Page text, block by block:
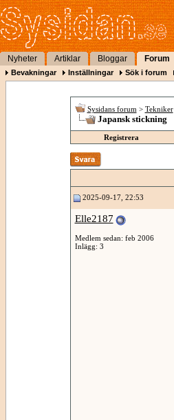
Nyheter Artiklar Bloggar Forum
Bevakningar Inställningar Sök i forum
Sysidans forum > Tekniker
Japansk stickning
Registrera
2025-09-17, 22:53
Elle2187
Medlem sedan: feb 2006
Inlägg: 3